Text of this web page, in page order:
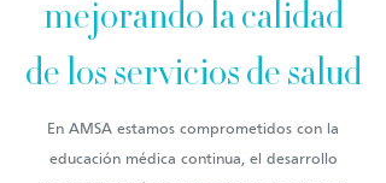
mejorando la calidad
de los servicios de salud
En AMSA estamos comprometidos con la
educación médica continua, el desarrollo